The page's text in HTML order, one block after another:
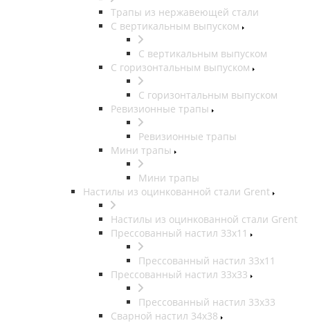
Трапы из нержавеющей стали
С вертикальным выпуском
С вертикальным выпуском
С горизонтальным выпуском
С горизонтальным выпуском
Ревизионные трапы
Ревизионные трапы
Мини трапы
Мини трапы
Настилы из оцинкованной стали Grent
Настилы из оцинкованной стали Grent
Прессованный настил 33x11
Прессованный настил 33x11
Прессованный настил 33x33
Прессованный настил 33x33
Сварной настил 34x38